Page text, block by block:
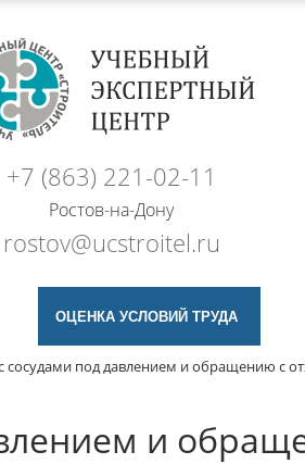
+7 (863) 221-02-11
Ростов-на-Дону
rostov@ucstroitel.ru
ОЦЕНКА УСЛОВИЙ ТРУДА
сосудами под давлением и обращению с
и